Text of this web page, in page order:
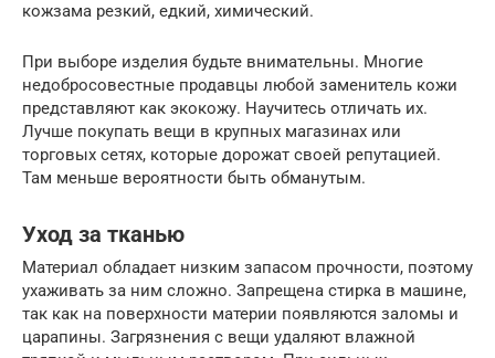
кожзама резкий, едкий, химический.
При выборе изделия будьте внимательны. Многие
недобросовестные продавцы любой заменитель кожи
представляют как экокожу. Научитесь отличать их.
Лучше покупать вещи в крупных магазинах или
торговых сетях, которые дорожат своей репутацией.
Там меньше вероятности быть обманутым.
Уход за тканью
Материал обладает низким запасом прочности, поэтому
ухаживать за ним сложно. Запрещена стирка в машине,
так как на поверхности материи появляются заломы и
царапины. Загрязнения с вещи удаляют влажной